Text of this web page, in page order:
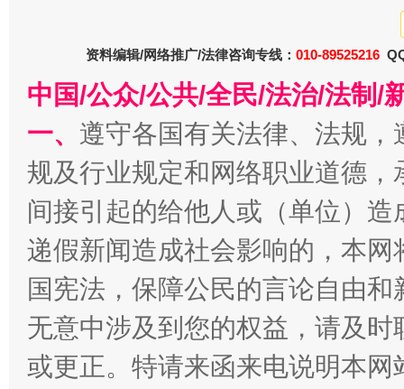
习近平的博鳌关键词
魏明
资料编辑/网络推广/法律咨询专线： 010-89525216
中国/公众/公共/全民/法治/法制/
一、 遵守各国有关法律、法规
规及行业规定和网络职业道德
间接引起的给他人或（单位）
递假新闻造成社会影响的，本
国宪法，保障公民的言论自由
无意中涉及到您的权益，请及
或更正。特请来函来电说明本